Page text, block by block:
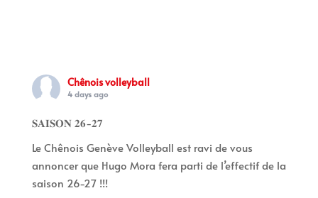
Chênois volleyball
4 days ago
𝐒𝐀𝐈𝐒𝐎𝐍 𝟐𝟔-𝟐𝟕
Le Chênois Genève Volleyball est ravi de vous
annoncer que Hugo Mora fera parti de l’effectif de la
saison 26-27 !!!